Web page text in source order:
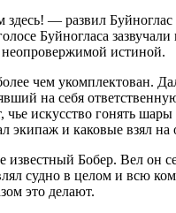
— развил Буйноглас
Буйногласа
неопровержимой истиной.
чем укомплектован.
на себя
чье искусство гонять
экипаж и каковые взял
Бобер. Вел он
судно в целом и всю
это делают.